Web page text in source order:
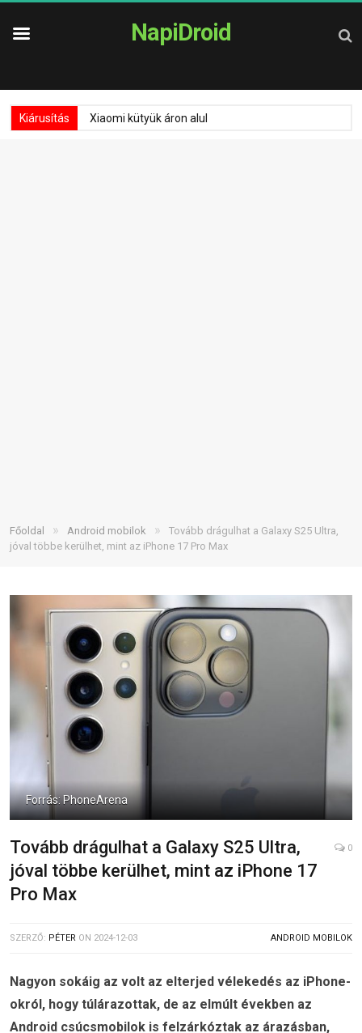
NapiDroid
Kiárusítás Xiaomi kütyük áron alul
Főoldal » Android mobilok »
Tovább drágulhat a Galaxy S25 Ultra,
jóval többe kerülhet, mint az iPhone 17 Pro Max
Forrás: PhoneArena
Tovább drágulhat a Galaxy S25 Ultra,
jóval többe kerülhet, mint az iPhone 17
Pro Max
0
SZERZŐ: PÉTER ON 2024-12-03 ANDROID MOBILOK
Nagyon sokáig az volt az elterjed vélekedés az iPhone-
okról, hogy túlárazottak, de az elmúlt években az
Android csúcsmobilok is felzárkóztak az árazásban,